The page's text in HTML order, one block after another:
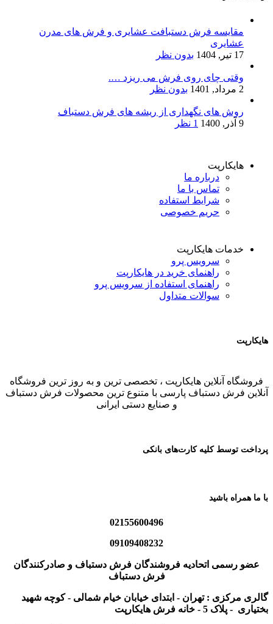
مقایسه فرش دستبافت عشایری و فرش های مدرن
عشایری
17 تیر, 1404
بدون نظر
وقتی چای روی فرش می ریزد ….
2 مرداد, 1401
بدون نظر
روش های نگهداری از ریشه های فرش دستباف
9 آذر, 1400
1 نظر
هایکارپت
درباره ما
تماس با ما
شرایط استفاده
حریم خصوصی
خدمات هایکارپت
سرویس پرو
راهنمای خرید در هایکارپت
راهنمای استفاده از سرویس پرو
سوالات متداول
هایکارپت
فروشگاه آنلاین هایکارپت ، تخصصی ترین و به روز ترین فروشگاه
آنلاین فرش دستباف پارسی با متنوع ترین محصولات فرش دستباف
و صنایع دستی ایرانی
پرداخت توسط کلیه کارت‌های بانکی
با ما همراه باشید
02155600496
09109408232
عضو رسمی اتحادیه فروشندگان فرش دستباف و صادرکنندگان
فرش دستباف
گالری مرکزی : تهران - ابتدای خیابان خیام شمالی - کوچه شهید
بختیاری - پلاک 5 - خانه فرش هایکارپت